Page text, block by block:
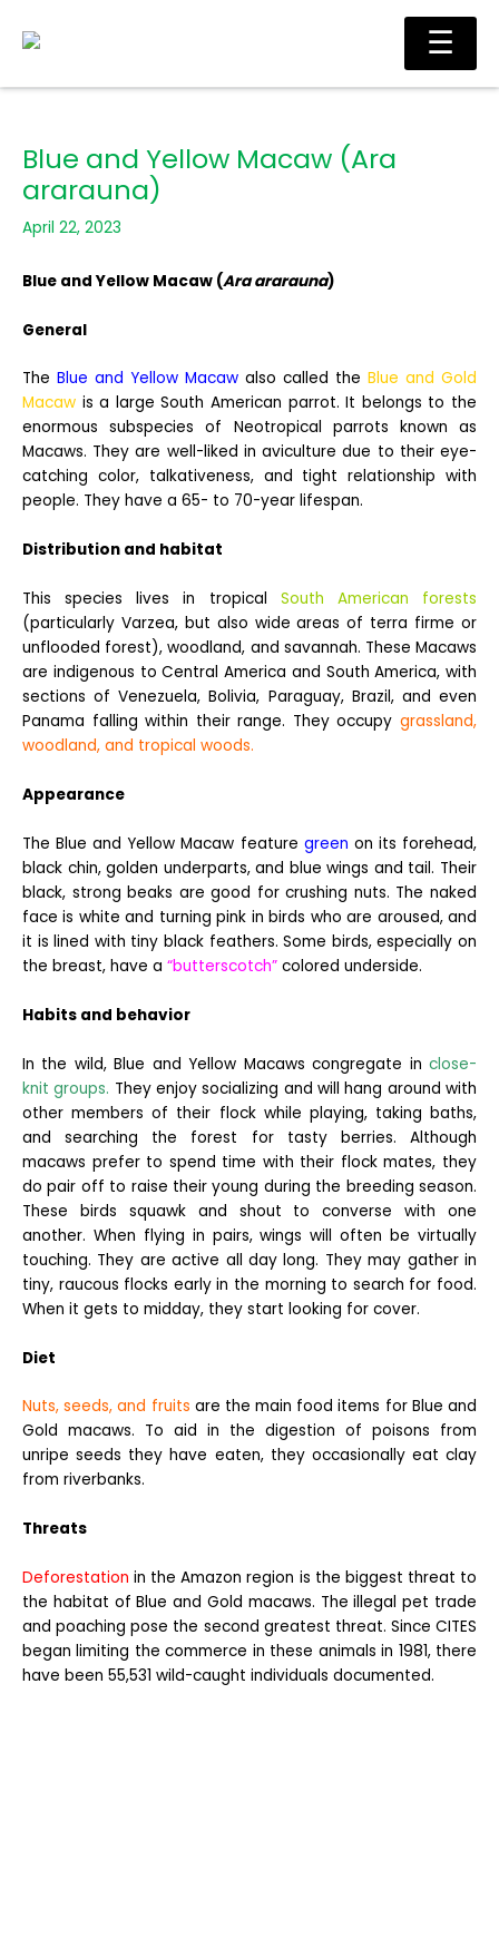
Main
Blue and Yellow Macaw (Ara
ararauna)
April 22, 2023
Blue and Yellow Macaw (Ara ararauna)
General
The Blue and Yellow Macaw also called the Blue and Gold
Macaw is a large South American parrot. It belongs to the
enormous subspecies of Neotropical parrots known as
Macaws. They are well-liked in aviculture due to their eye-
catching color, talkativeness, and tight relationship with
people. They have a 65- to 70-year lifespan.
Distribution and habitat
This species lives in tropical South American forests
(particularly Varzea, but also wide areas of terra firme or
unflooded forest), woodland, and savannah. These Macaws
are indigenous to Central America and South America, with
sections of Venezuela, Bolivia, Paraguay, Brazil, and even
Panama falling within their range. They occupy grassland,
woodland, and tropical woods.
Appearance
The Blue and Yellow Macaw feature green on its forehead,
black chin, golden underparts, and blue wings and tail. Their
black, strong beaks are good for crushing nuts. The naked
face is white and turning pink in birds who are aroused, and
it is lined with tiny black feathers. Some birds, especially on
the breast, have a “butterscotch” colored underside.
Habits and behavior
In the wild, Blue and Yellow Macaws congregate in close-
knit groups. They enjoy socializing and will hang around with
other members of their flock while playing, taking baths,
and searching the forest for tasty berries. Although
macaws prefer to spend time with their flock mates, they
do pair off to raise their young during the breeding season.
These birds squawk and shout to converse with one
another. When flying in pairs, wings will often be virtually
touching. They are active all day long. They may gather in
tiny, raucous flocks early in the morning to search for food.
When it gets to midday, they start looking for cover.
Diet
Nuts, seeds, and fruits are the main food items for Blue and
Gold macaws. To aid in the digestion of poisons from
unripe seeds they have eaten, they occasionally eat clay
from riverbanks.
Threats
Deforestation in the Amazon region is the biggest threat to
the habitat of Blue and Gold macaws. The illegal pet trade
and poaching pose the second greatest threat. Since CITES
began limiting the commerce in these animals in 1981, there
have been 55,531 wild-caught individuals documented.
☰